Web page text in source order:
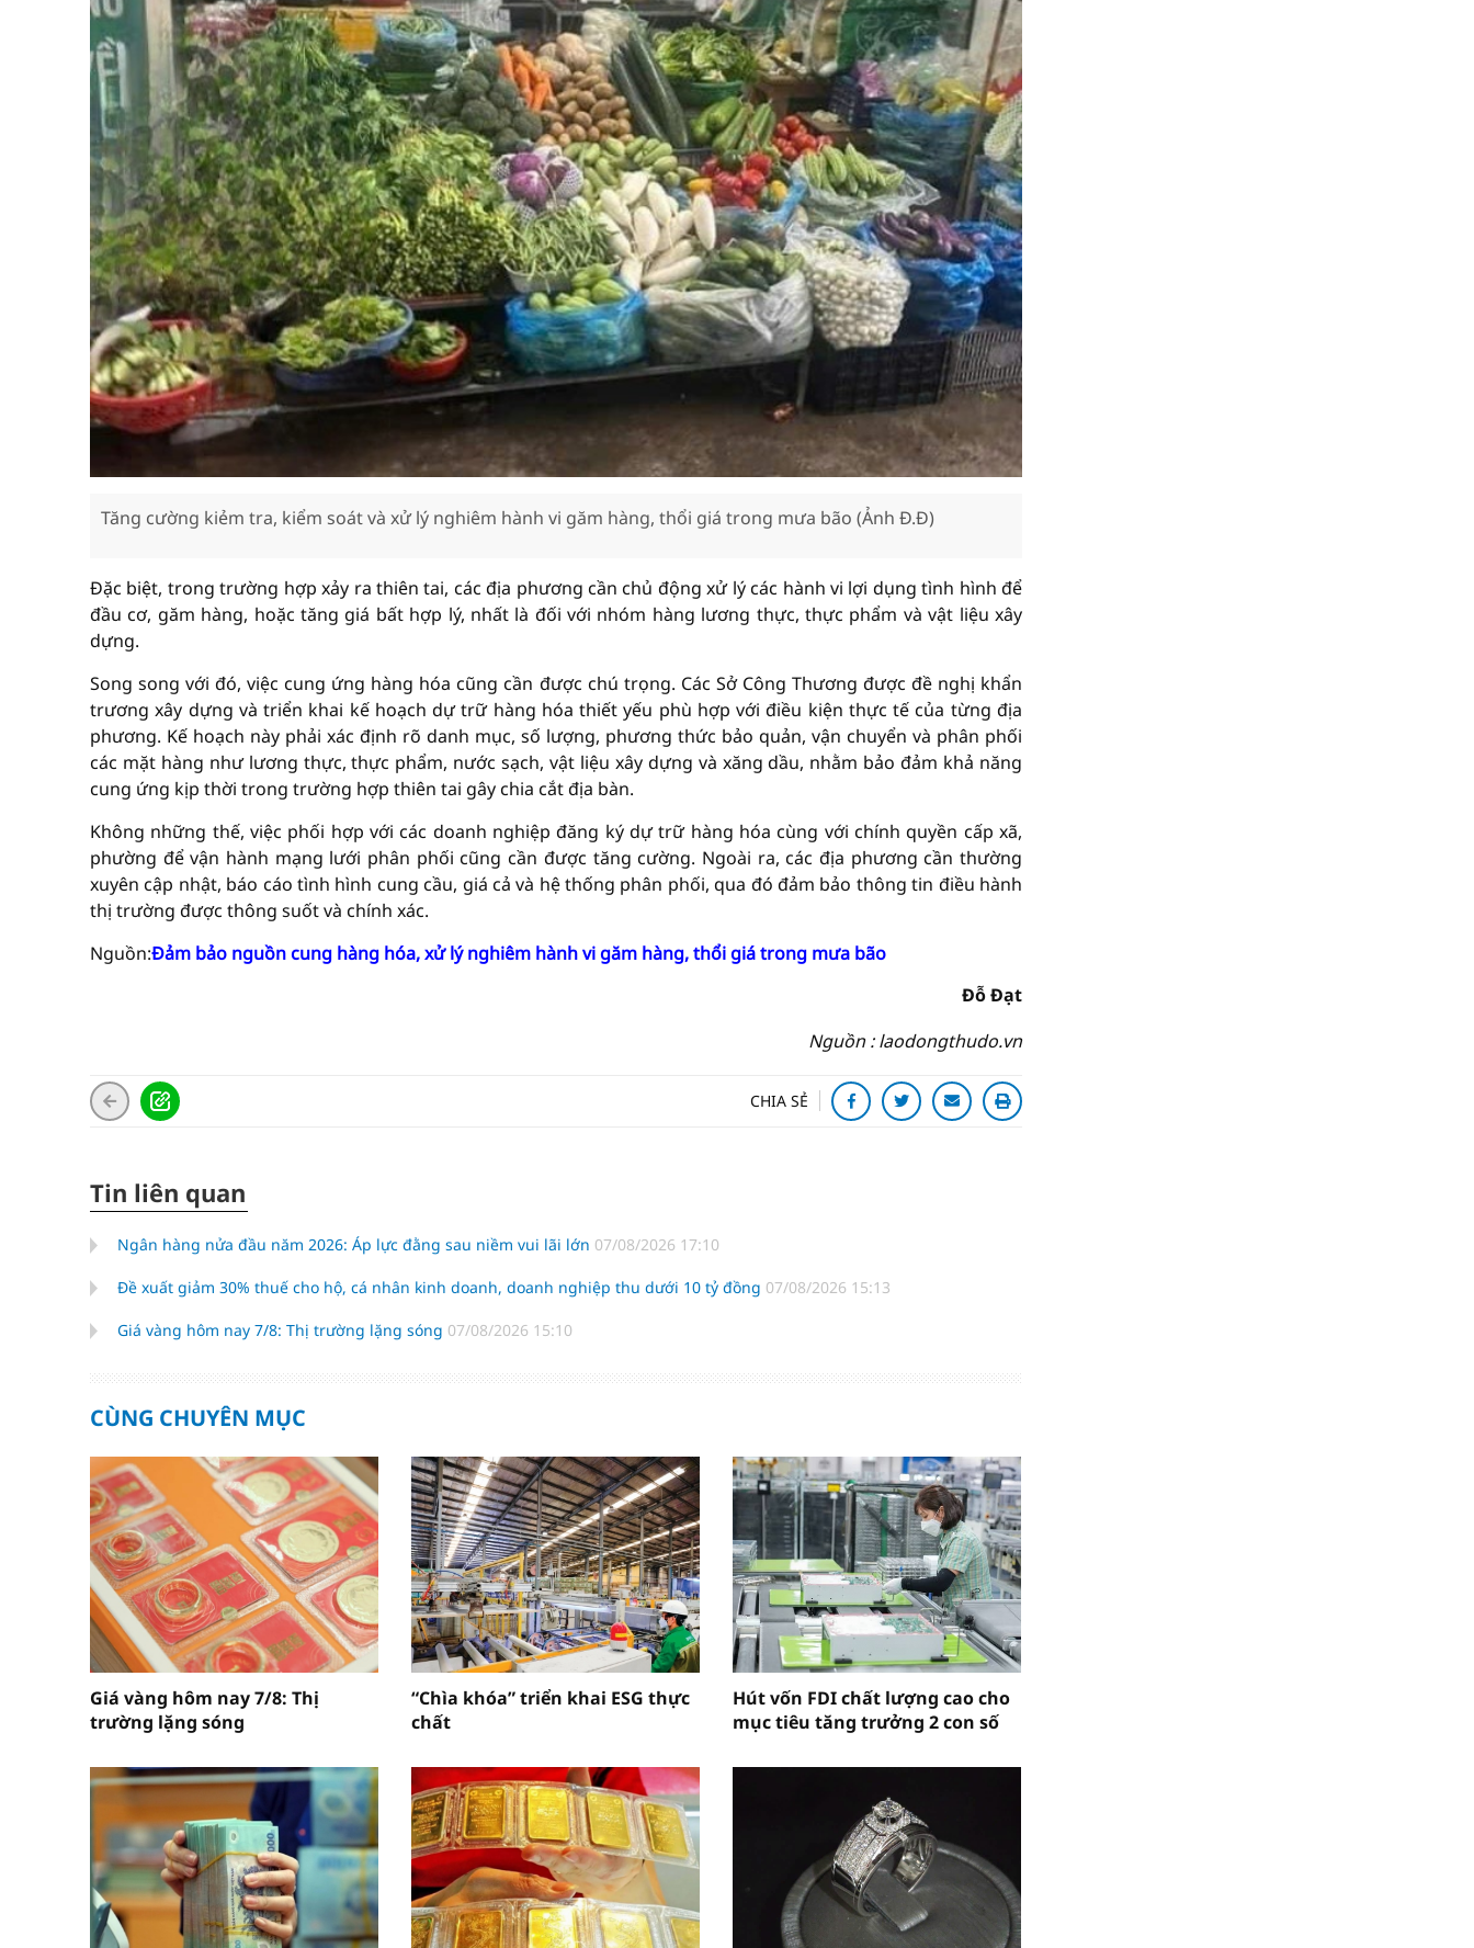
Tăng cường kiẻm tra, kiểm soát và xử lý nghiêm hành vi găm hàng, thổi giá trong mưa bão (Ảnh Đ.Đ)
Đặc biệt, trong trường hợp xảy ra thiên tai, các địa phương cần chủ động xử lý các hành vi lợi dụng tình hình để
đầu cơ, găm hàng, hoặc tăng giá bất hợp lý, nhất là đối với nhóm hàng lương thực, thực phẩm và vật liệu xây
dựng.
Song song với đó, việc cung ứng hàng hóa cũng cần được chú trọng. Các Sở Công Thương được đề nghị khẩn
trương xây dựng và triển khai kế hoạch dự trữ hàng hóa thiết yếu phù hợp với điều kiện thực tế của từng địa
phương. Kế hoạch này phải xác định rõ danh mục, số lượng, phương thức bảo quản, vận chuyển và phân phối
các mặt hàng như lương thực, thực phẩm, nước sạch, vật liệu xây dựng và xăng dầu, nhằm bảo đảm khả năng
cung ứng kịp thời trong trường hợp thiên tai gây chia cắt địa bàn.
Không những thế, việc phối hợp với các doanh nghiệp đăng ký dự trữ hàng hóa cùng với chính quyền cấp xã,
phường để vận hành mạng lưới phân phối cũng cần được tăng cường. Ngoài ra, các địa phương cần thường
xuyên cập nhật, báo cáo tình hình cung cầu, giá cả và hệ thống phân phối, qua đó đảm bảo thông tin điều hành
thị trường được thông suốt và chính xác.
Nguồn:Đảm bảo nguồn cung hàng hóa, xử lý nghiêm hành vi găm hàng, thổi giá trong mưa bão
Đỗ Đạt
Nguồn : laodongthudo.vn
CHIA SẺ
Tin liên quan
Ngân hàng nửa đầu năm 2026: Áp lực đằng sau niềm vui lãi lớn 07/08/2026 17:10
Đề xuất giảm 30% thuế cho hộ, cá nhân kinh doanh, doanh nghiệp thu dưới 10 tỷ đồng 07/08/2026 15:13
Giá vàng hôm nay 7/8: Thị trường lặng sóng 07/08/2026 15:10
CÙNG CHUYÊN MỤC
Giá vàng hôm nay 7/8: Thị
trường lặng sóng
“Chìa khóa” triển khai ESG thực
chất
Hút vốn FDI chất lượng cao cho
mục tiêu tăng trưởng 2 con số